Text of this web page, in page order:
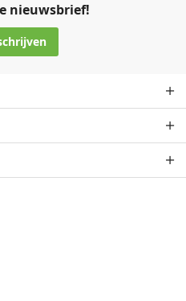
nieuwsbrief!